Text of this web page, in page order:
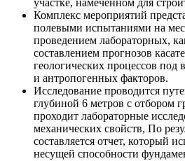
участке, намеченном для
Комплекс мероприятий
полевыми испытаниями на
проведением лабораторных,
составлением прогнозов
геологических процессов под
и антропогенных факторов.
Исследование проводится
глубиной 6 метров с отбором
проходит лабораторные
механических свойств, По
составляется отчет, который
несущей способности